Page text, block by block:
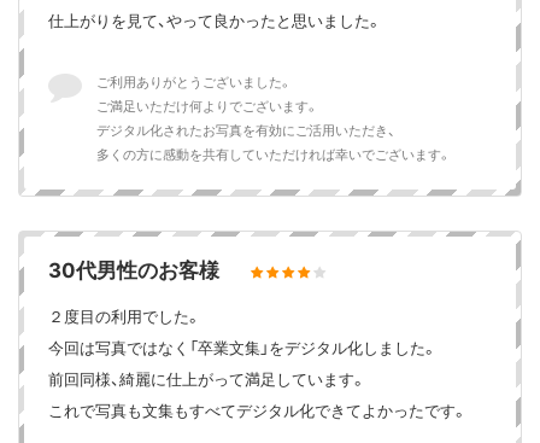
仕上がりを見て、やって良かったと思いました。
ご利用ありがとうございました。
ご満足いただけ何よりでございます。
デジタル化されたお写真を有効にご活用いただき、
多くの方に感動を共有していただければ幸いでございます。
30代男性のお客様
２度目の利用でした。
今回は写真ではなく「卒業文集」をデジタル化しました。
前回同様、綺麗に仕上がって満足しています。
これで写真も文集もすべてデジタル化できてよかったです。